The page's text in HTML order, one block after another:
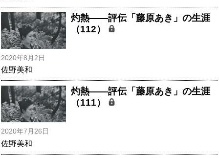
灼熱――評伝「藤原あき」の生涯
（112）
2020年8月2日
佐野美和
灼熱――評伝「藤原あき」の生涯
（111）
2020年7月26日
佐野美和